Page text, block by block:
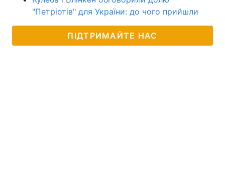
"Петріотів" для України: до чого прийшли
ПІДТРИМАЙТЕ НАС